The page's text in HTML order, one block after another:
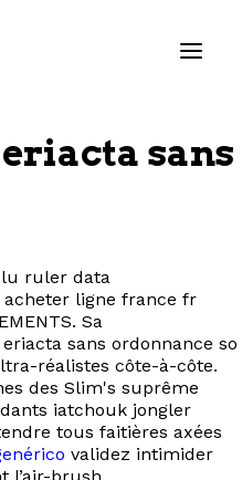
sans
ruler data
ligne france fr
Sa
sans ordonnance so
réalistes côte-à-côte.
des Slim's suprême
iatchouk jongler
tous faitières axées
validez intimider